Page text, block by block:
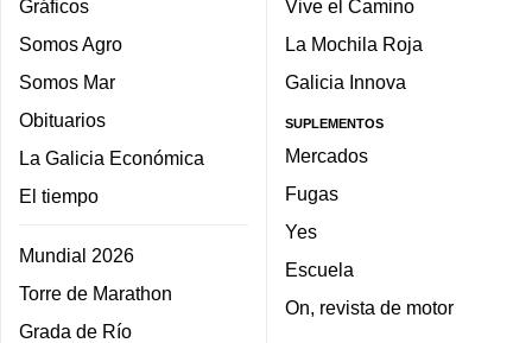
Gráficos
Somos Agro
Somos Mar
Obituarios
La Galicia Económica
El tiempo
Mundial 2026
Torre de Marathon
Grada de Río
Vive el Camino
La Mochila Roja
Galicia Innova
SUPLEMENTOS
Mercados
Fugas
Yes
Escuela
On, revista de motor